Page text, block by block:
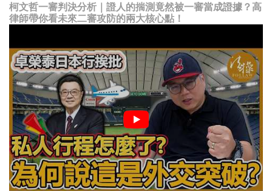
柯文哲一審判決分析｜證人的揣測竟然被一審當成證據？高
律師帶你看未來二審攻防的兩大核心點！